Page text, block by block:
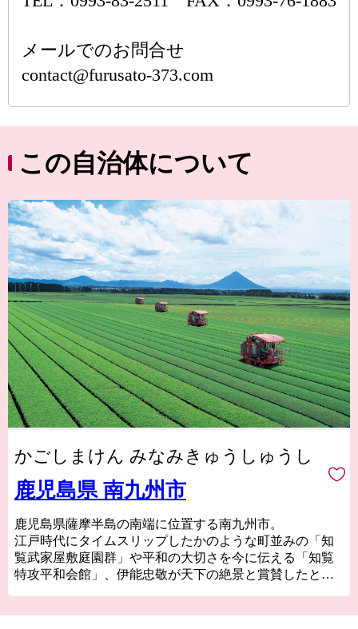
メールでのお問合せ
contact@furusato-373.com
この自治体について
かごしまけん みなみきゅうしゅうし
鹿児島県 南九州市
鹿児島県薩摩半島の南端に位置する南九州市。
江戸時代にタイムスリップしたかのような町並みの「知
覧武家屋敷庭園群」や平和の大切さを今に伝える「知覧
特攻平和会館」、伊能忠敬が天下の絶景と賞賛したと伝